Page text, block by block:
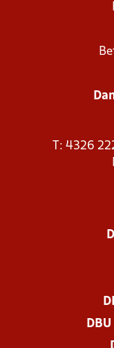
T: 4326